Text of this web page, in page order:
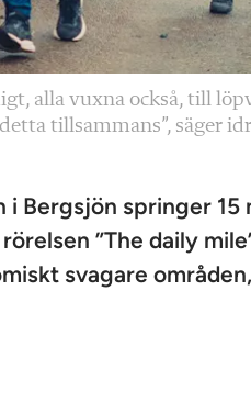
alla vuxna också, till
tillsammans”, säger
i Bergsjön springer
”The daily
svagare